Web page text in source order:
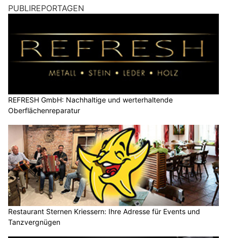
PUBLIREPORTAGEN
REFRESH GmbH: Nachhaltige und werterhaltende
Oberflächenreparatur
Restaurant Sternen Kriessern: Ihre Adresse für Events und
Tanzvergnügen